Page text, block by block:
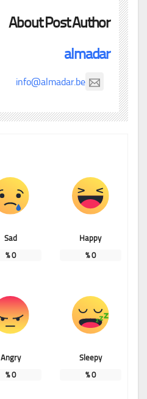
About Post Author
almadar
info@almadar.be
Happy
0
%
Sad
0
%
Sleepy
0
%
Angry
0
%